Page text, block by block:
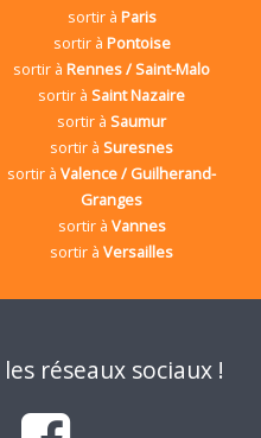
sortir à Paris
sortir à Pontoise
sortir àRennes / Saint-Malo
sortir àSaint Nazaire
sortir àSaumur
sortir àSuresnes
sortir àValence / Guilherand-
Granges
sortir à Vannes
sortir àVersailles
réseaux sociaux !